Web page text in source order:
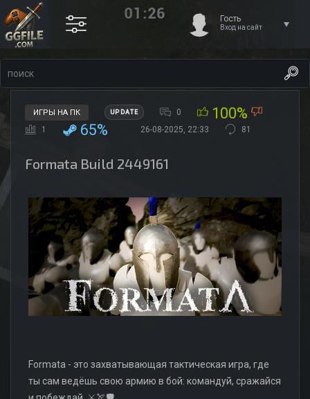
Гость
Вход на сайт
ИГРЫ НА ПК UPDATE 0 100%
1 65% 26-08-2025, 22:33 81
Formata Build 2449161
Formata - это захватывающая тактическая игра, где
ты сам ведёшь свою армию в бой: командуй, сражайся